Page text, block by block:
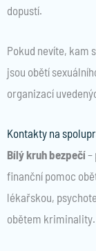
dopustí.
Pokud nevíte, kam
jsou obětí
organizací
Kontakty na
Bílý kruh bezpečí–
finanční pomoc
lékařskou,
obětem kriminality.